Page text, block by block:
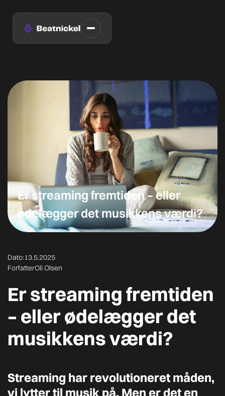
Er streaming fremtiden – eller
ødelægger det musikkens værdi?
Dato:13.5.2025
ForfatterOli Olsen
Er streaming fremtiden
– eller ødelægger det
musikkens værdi?
Streaming har revolutioneret måden,
vi lytter til musik på. Men er det en